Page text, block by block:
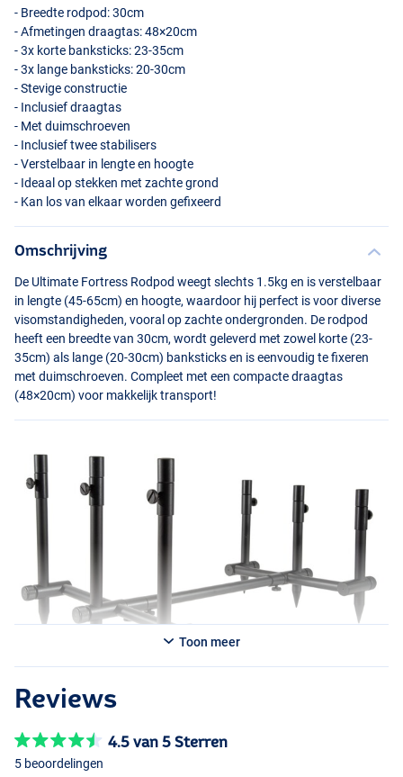
- Breedte rodpod: 30cm
- Afmetingen draagtas: 48×20cm
- 3x korte banksticks: 23-35cm
- 3x lange banksticks: 20-30cm
- Stevige constructie
- Inclusief draagtas
- Met duimschroeven
- Inclusief twee stabilisers
- Verstelbaar in lengte en hoogte
- Ideaal op stekken met zachte grond
- Kan los van elkaar worden gefixeerd
Omschrijving
De Ultimate Fortress Rodpod weegt slechts 1.5kg en is verstelbaar
in lengte (45-65cm) en hoogte, waardoor hij perfect is voor diverse
visomstandigheden, vooral op zachte ondergronden. De rodpod
heeft een breedte van 30cm, wordt geleverd met zowel korte (23-
35cm) als lange (20-30cm) banksticks en is eenvoudig te fixeren
met duimschroeven. Compleet met een compacte draagtas
(48×20cm) voor makkelijk transport!
Toon meer
Reviews
4.5 van 5 Sterren
5 beoordelingen